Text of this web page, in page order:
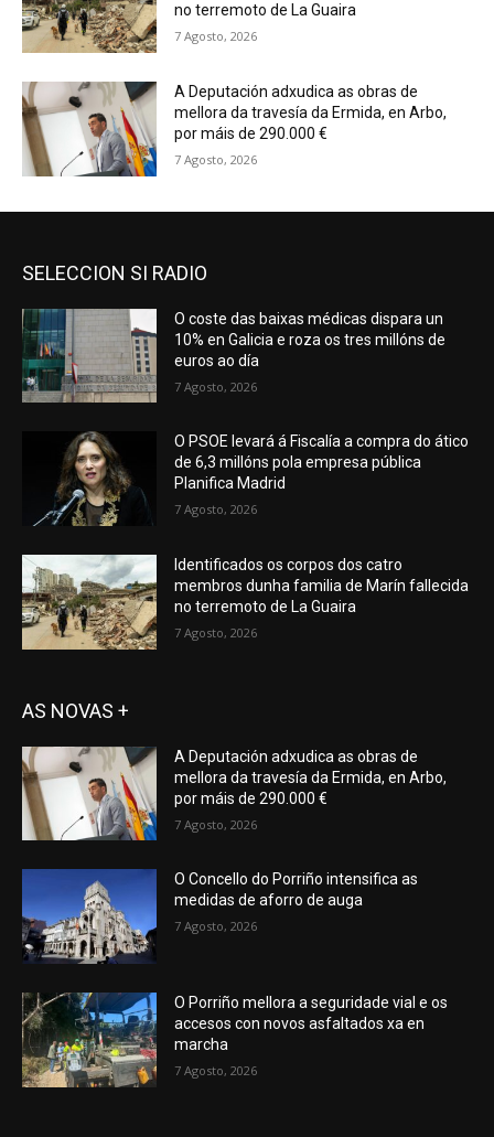
no terremoto de La Guaira
7 Agosto, 2026
A Deputación adxudica as obras de
mellora da travesía da Ermida, en Arbo,
por máis de 290.000 €
7 Agosto, 2026
SELECCION SI RADIO
O coste das baixas médicas dispara un
10% en Galicia e roza os tres millóns de
euros ao día
7 Agosto, 2026
O PSOE levará á Fiscalía a compra do ático
de 6,3 millóns pola empresa pública
Planifica Madrid
7 Agosto, 2026
Identificados os corpos dos catro
membros dunha familia de Marín fallecida
no terremoto de La Guaira
7 Agosto, 2026
AS NOVAS +
A Deputación adxudica as obras de
mellora da travesía da Ermida, en Arbo,
por máis de 290.000 €
7 Agosto, 2026
O Concello do Porriño intensifica as
medidas de aforro de auga
7 Agosto, 2026
O Porriño mellora a seguridade vial e os
accesos con novos asfaltados xa en
marcha
7 Agosto, 2026